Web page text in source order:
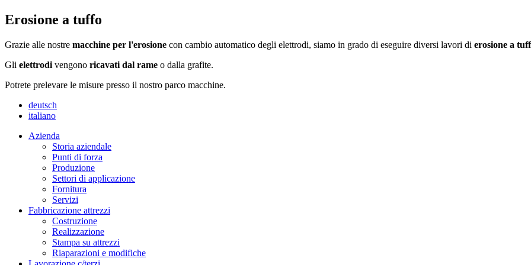
Erosione a tuffo
Grazie alle nostre macchine per l'erosione con cambio automatico degli elettrodi, siamo in grado di eseguire diversi lavori di erosione a
Gli elettrodi vengono ricavati dal rame o dalla grafite.
Potrete prelevare le misure presso il nostro parco macchine.
deutsch
italiano
Azienda
Storia aziendale
Punti di forza
Produzione
Settori di applicazione
Fornitura
Servizi
Fabbricazione attrezzi
Costruzione
Realizzazione
Stampa su attrezzi
Riaparazioni e modifiche